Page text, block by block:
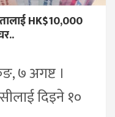
HK$10,000
७ अगष्ट ।
दिइने १०